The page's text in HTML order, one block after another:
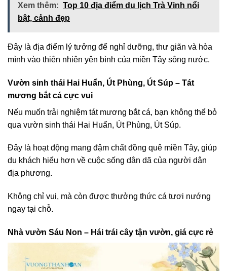
Xem thêm: Top 10 địa điểm du lịch Trà Vinh nổi
bật, cảnh đẹp
Đây là địa điểm lý tưởng để nghỉ dưỡng, thư giãn và hòa
mình vào thiên nhiên yên bình của miền Tây sông nước.
Vườn sinh thái Hai Huẩn, Út Phùng, Út Súp – Tát
mương bắt cá cực vui
Nếu muốn trải nghiệm tát mương bắt cá, bạn không thể bỏ
qua vườn sinh thái Hai Huẩn, Út Phùng, Út Súp.
Đây là hoạt động mang đậm chất đồng quê miền Tây, giúp
du khách hiểu hơn về cuộc sống dân dã của người dân
địa phương.
Không chỉ vui, mà còn được thưởng thức cá tươi nướng
ngay tại chỗ.
Nhà vườn Sáu Non – Hái trái cây tận vườn, giá cực rẻ